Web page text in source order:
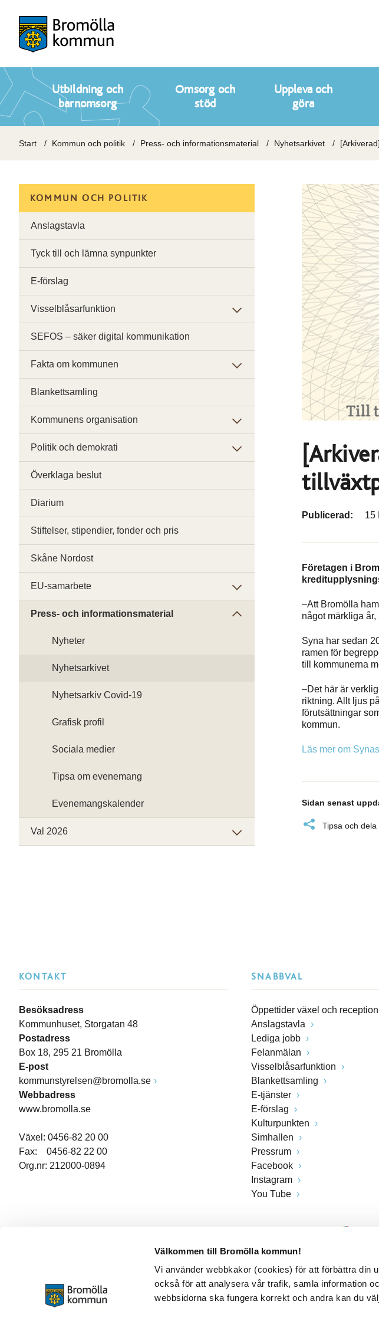
Välkommen till Bromölla kommun!
Vi använder webbkakor (cookies) för att förbättra din
också för att analysera vår trafik, samla information
webbsidorna ska fungera korrekt och andra kan du
Utbildning och
barnomsorg
Omsorg och
stöd
Uppleva och
göra
Start Kommun och politik Press- och informationsmaterial Nyhetsarkivet
Publicerad: 15
Företagen i
–Att Bromölla
något märkliga
Syna har sedan
ramen för
till kommunerna
–Det här är
riktning. Allt ljus
förutsättningar
kommun.
Läs mer om
Sidan senast
Tipsa och dela
KOMMUN OCH POLITIK
Anslagstavla
Tyck till och lämna synpunkter
E-förslag
Visselblåsarfunktion
SEFOS – säker digital kommunikation
Fakta om kommunen
Blankettsamling
Kommunens organisation
Politik och demokrati
Överklaga beslut
Diarium
Stiftelser, stipendier, fonder och pris
Skåne Nordost
EU-samarbete
Press- och informationsmaterial
Nyheter
Nyhetsarkivet
Nyhetsarkiv Covid-19
Grafisk profil
Sociala medier
Tipsa om evenemang
Evenemangskalender
Val 2026
KONTAKT
Besöksadress
Kommunhuset, Storgatan 48
Postadress
Box 18, 295 21 Bromölla
E-post
kommunstyrelsen@bromolla.se
Webbadress
www.bromolla.se
Växel: 0456-82 20 00
Fax: 0456-82 22 00
Org.nr: 212000-0894
SNABBVAL
Öppettider växel och
Anslagstavla
Lediga jobb
Felanmälan
Visselblåsarfunktion
Blankettsamling
E-tjänster
E-förslag
Kulturpunkten
Simhallen
Pressrum
Facebook
Instagram
You Tube